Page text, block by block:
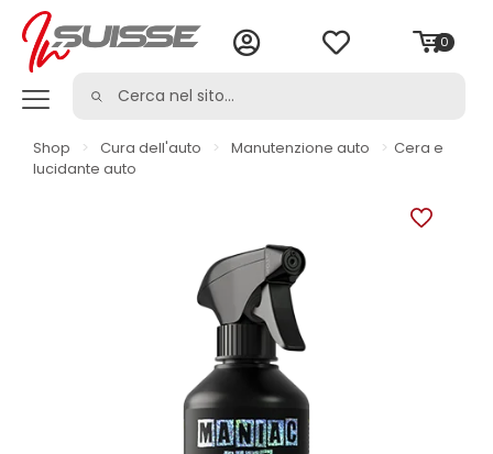
0
Shop > Cura dell'auto > Manutenzione auto > Cera e
lucidante auto